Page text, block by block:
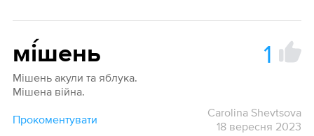
мі́шень 1
Мішень акули та яблука.
Мішена війна.
Прокоментувати
Carolina Shevtsova
18 вересня 2023